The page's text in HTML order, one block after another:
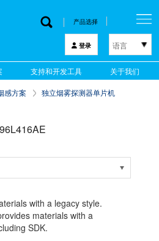
产品选择
登录 语言
한국어
English
支持和开发工具 关于我们
感方案 独立烟雾探测器单片机
with a legacy style.
materials with a
SDK.